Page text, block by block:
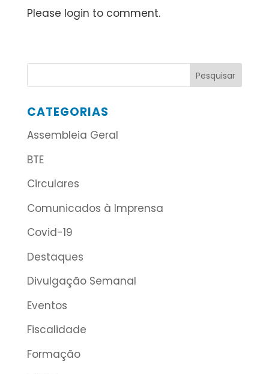
Please login to comment.
CATEGORIAS
Assembleia Geral
BTE
Circulares
Comunicados à Imprensa
Covid-19
Destaques
Divulgação Semanal
Eventos
Fiscalidade
Formação